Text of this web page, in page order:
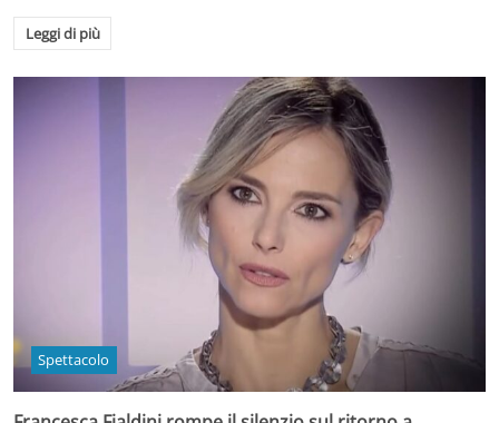
Leggi di più
Spettacolo